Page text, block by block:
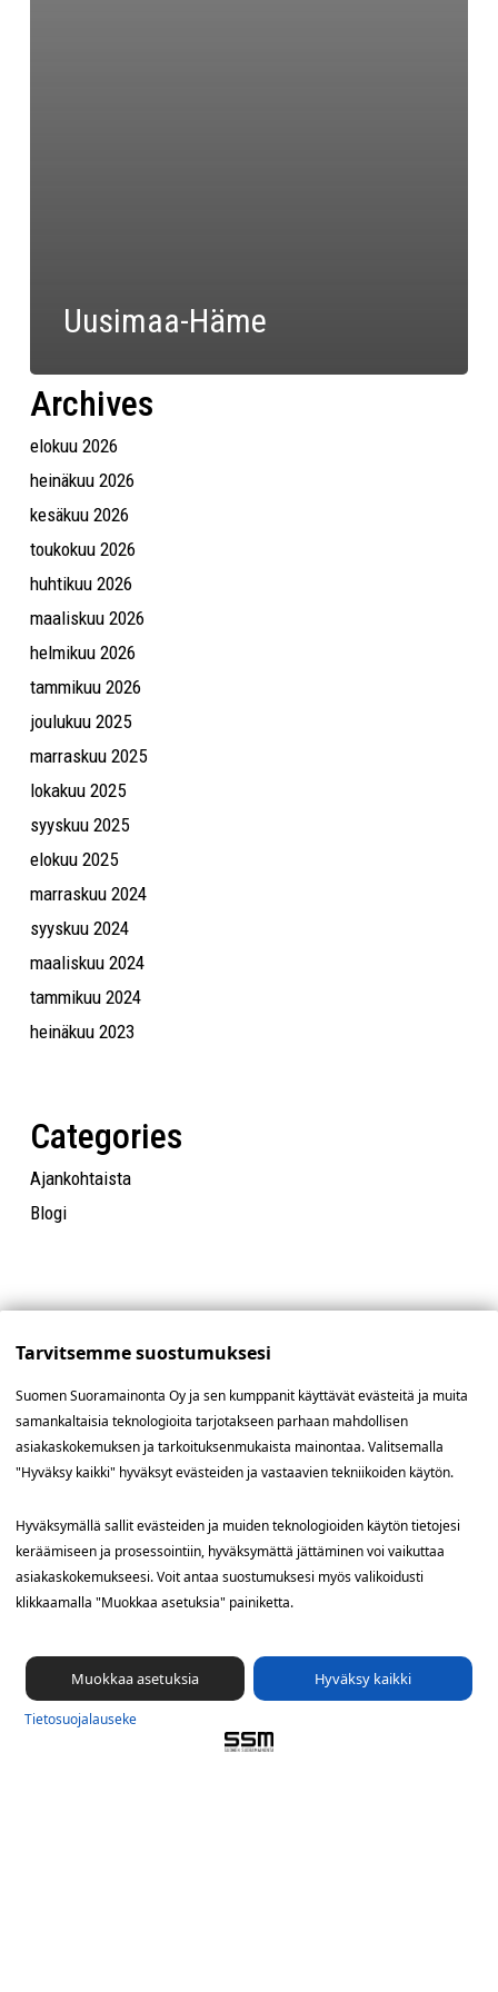
Uusimaa-Häme
Archives
elokuu 2026
heinäkuu 2026
kesäkuu 2026
toukokuu 2026
huhtikuu 2026
maaliskuu 2026
helmikuu 2026
tammikuu 2026
joulukuu 2025
marraskuu 2025
lokakuu 2025
syyskuu 2025
elokuu 2025
marraskuu 2024
syyskuu 2024
maaliskuu 2024
tammikuu 2024
heinäkuu 2023
Categories
Ajankohtaista
Blogi
Yhteystiedot
SSM Suomen Suoramainonta
Sähkötie 8, 01510 Vantaa
Tietosuojalauseke
Ilmoituskanava
Tarvitsemme suostumuksesi
Suomen Suoramainonta Oy ja sen kumppanit käyttävät evästeitä ja muita
samankaltaisia teknologioita tarjotakseen parhaan mahdollisen
asiakaskokemuksen ja tarkoituksenmukaista mainontaa. Valitsemalla
"Hyväksy kaikki" hyväksyt evästeiden ja vastaavien tekniikoiden käytön.
Hyväksymällä sallit evästeiden ja muiden teknologioiden käytön tietojesi
keräämiseen ja prosessointiin, hyväksymättä jättäminen voi vaikuttaa
asiakaskokemukseesi. Voit antaa suostumuksesi myös valikoidusti
klikkaamalla "Muokkaa asetuksia" painiketta.
Tietosuoja­lauseke
Muokkaa asetuksia Hyväksy kaikki